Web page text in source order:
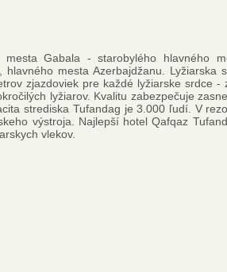
Gabala - starobylého hlavného
mesta Azerbajdžanu.
zjazdoviek pre každé lyžiarske srdce
lyžiarov. Kvalitu zabezpečuje
strediska Tufandag je 3.000 ľudí. V
výstroja. Najlepší hotel Qafqaz
vlekov.